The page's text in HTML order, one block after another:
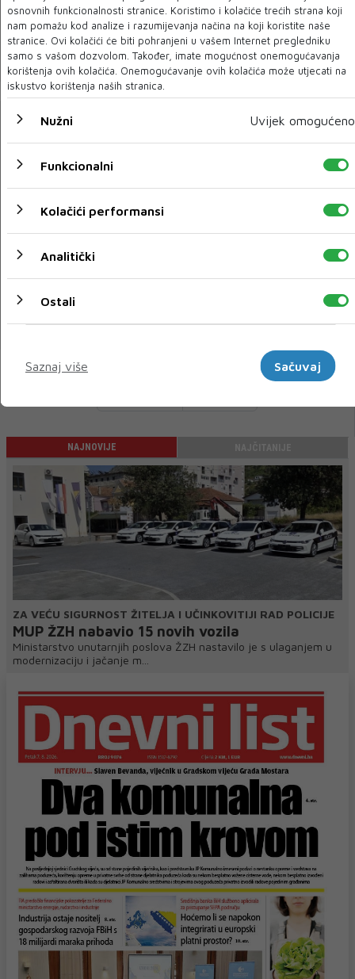
Dom zdravlja Mostar uspješno dovršio proces
akreditacije
20 PRO 2023
Sara Kazazić nova predsjednica Vijeća mladih Grada
20 PRO 2023
NAJNOVIJE
ZA VEĆU SIGURNOST ŽITELJA I UČINKOVITIJI RAD POLICIJE
MUP ŽZH nabavio 15 novih vozila
Ministarstvo unutarnjih poslova ŽZH nastavilo je s ulaganjem u
modernizaciju i jačanje m...
osnovnih funkcionalnosti stranice. Koristimo i kolačiće trećih strana koji
nam pomažu kod analize i razumijevanja načina na koji koristite naše
stranice. Ovi kolačići će biti pohranjeni u vašem Internet pregledniku
samo s vašom dozvolom. Također, imate mogućnost onemogućavanja
korištenja ovih kolačića. Onemogućavanje ovih kolačića može utjecati na
iskustvo korištenja naših stranica.
Nužni Uvijek omogućeno
Funkcionalni
Kolačići performansi
Analitički
Ostali
Saznaj više
Sačuvaj